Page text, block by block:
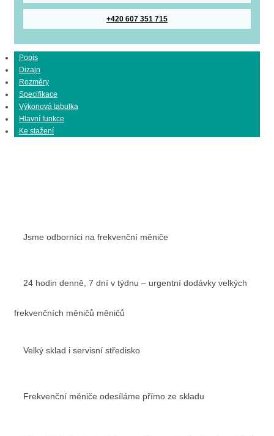
+420 607 351 715
Popis
Dizajn
Rozměry
Specifikace
Výkonová tabulka
Hlavní funkce
Ke stažení
Jsme odborníci na frekvenční měniče
24 hodin denně, 7 dní v týdnu – urgentní dodávky velkých
frekvenčních měničů měničů
Velký sklad i servisní středisko
Frekvenční měniče odesíláme přímo ze skladu